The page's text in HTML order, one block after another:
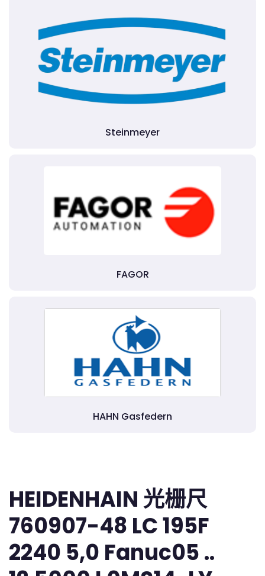
Steinmeyer
FAGOR
HAHN Gasfedern
HEIDENHAIN 光栅尺
760907-48 LC 195F
2240 5,0 Fanuc05 ..